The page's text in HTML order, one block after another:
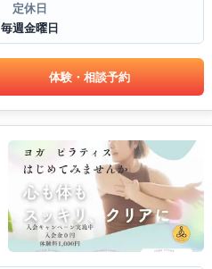
定休日
毎週金曜日
体験・相談予約